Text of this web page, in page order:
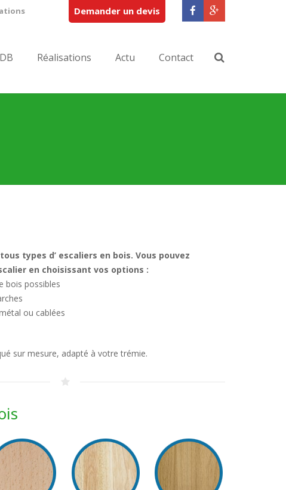
Demander un devis
Réalisations Actu Contact
types d’ escaliers en bois. Vous pouvez
en choisissant vos options :
bois possibles
ou cablées
sur mesure, adapté à votre trémie.